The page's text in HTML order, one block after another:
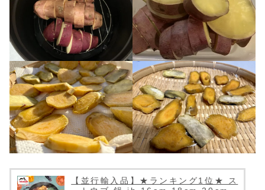
【並行輸入品】★ランキング1位★ ス